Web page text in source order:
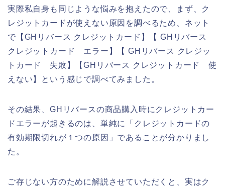
実際私自身も同じような悩みを抱えたので、まず、ク
レジットカードが使えない原因を調べるため、ネット
で【GHリバース クレジットカード】【 GHリバース
クレジットカード エラー】【 GHリバース クレジッ
トカード 失敗】【GHリバース クレジットカード 使
えない】という感じで調べてみました。
その結果、GHリバースの商品購入時にクレジットカー
ドエラーが起きるのは、単純に「クレジットカードの
有効期限切れが１つの原因」であることが分かりまし
た。
ご存じない方のために解説させていただくと、実はク